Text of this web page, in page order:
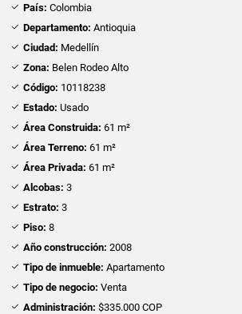
País: Colombia
Departamento: Antioquia
Ciudad: Medellín
Zona: Belen Rodeo Alto
Código: 10118238
Estado: Usado
Área Construida: 61 m²
Área Terreno: 61 m²
Área Privada: 61 m²
Alcobas: 3
Estrato: 3
Piso: 8
Año construcción: 2008
Tipo de inmueble: Apartamento
Tipo de negocio: Venta
Administración: $335.000 COP